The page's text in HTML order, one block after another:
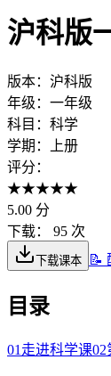
沪科版
版本： 沪科版
年级： 一年级
科目： 科学
学期：
上册
评分：
★★★★★
5.00 分
下载：
95 次
下载课本 📝
目录
01 走进科学课02